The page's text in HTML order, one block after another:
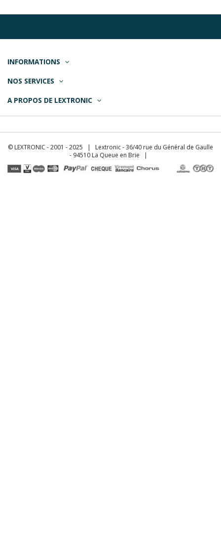
INFORMATIONS
NOS SERVICES
A PROPOS DE LEXTRONIC
© LEXTRONIC - 2001 - 2025 | Lextronic - 36/40 rue du Général de Gaulle
- 94510 La Queue en Brie |